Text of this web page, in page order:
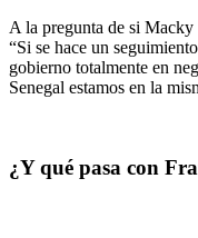
A la pregunta de si Macky
“Si se hace un
gobierno totalmente en
Senegal estamos en la
¿Y qué pasa con